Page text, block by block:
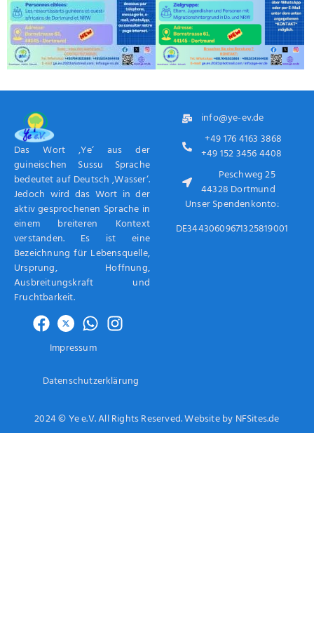
Das Wort ‚Ye‘ aus der
guineischen Sussu Sprache
bedeutet auf Deutsch ‚Wasser‘.
Jedoch wird das Wort in der
aktiv gesprochenen Sprache in
einem breiteren Kontext
verstanden. Es ist eine
Bezeichnung für Lebensquelle,
Ursprung, Hoffnung,
Ausbreitungskraft und
Fruchtbarkeit.
Impressum
Datenschutzerklärung
info@ye-ev.de
+49 176 4163 3868
+49 152 3456 4408
Peschweg 25
44328 Dortmund
Unser Spendenkonto:
DE34430609671325819001
2024 © Ye e.V. All Rights Reserved. Website by NFSites.de